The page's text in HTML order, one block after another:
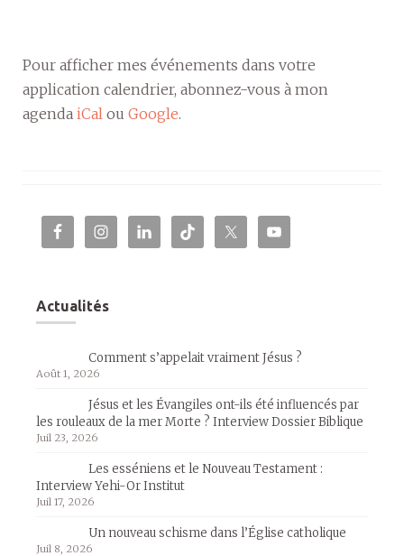
Pour afficher mes événements dans votre
application calendrier, abonnez-vous à mon
agenda iCal ou Google.
Actualités
Comment s’appelait vraiment Jésus ?
Août 1, 2026
Jésus et les Évangiles ont-ils été influencés par
les rouleaux de la mer Morte ? Interview Dossier Biblique
Juil 23, 2026
Les esséniens et le Nouveau Testament :
Interview Yehi-Or Institut
Juil 17, 2026
Un nouveau schisme dans l’Église catholique
Juil 8, 2026